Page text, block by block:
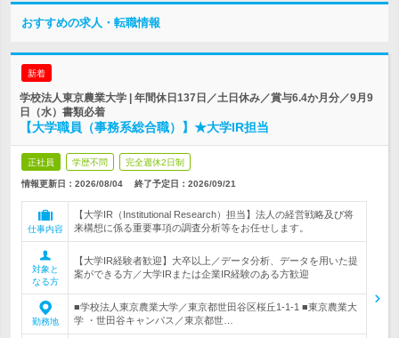
おすすめの求人・転職情報
新着
学校法人東京農業大学 | 年間休日137日／土日休み／賞与6.4か月分／9月9
日（水）書類必着
【大学職員（事務系総合職）】★大学IR担当
正社員 学歴不問 完全週休2日制
情報更新日：2026/08/04 終了予定日： 2026/09/21
仕事内容
【大学IR（Institutional Research）担当】法人の経営戦略及び将
来構想に係る重要事項の調査分析等をお任せします。
対象と
なる方
【大学IR経験者歓迎】大卒以上／データ分析、データを用いた提
案ができる方／大学IRまたは企業IR経験のある方歓迎
勤務地
■学校法人東京農業大学／東京都世田谷区桜丘1-1-1 ■東京農業大
学 ・世田谷キャンパス／東京都世…